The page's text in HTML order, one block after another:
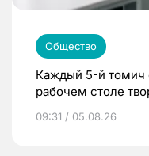
Общество
Каждый 5-й томич
рабочем столе
09:31 / 05.08.26